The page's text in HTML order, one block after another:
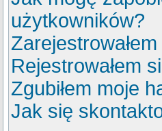
użytkowników?
Rejestrowałem
Zgubiłem moje
Jak się